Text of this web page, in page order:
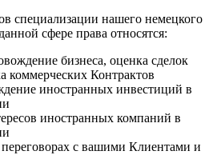
специализации нашего немецкого
сфере права относятся:
бизнеса, оценка сделок
коммерческих Контрактов
иностранных инвестиций в
иностранных компаний в
с вашими Клиентами и